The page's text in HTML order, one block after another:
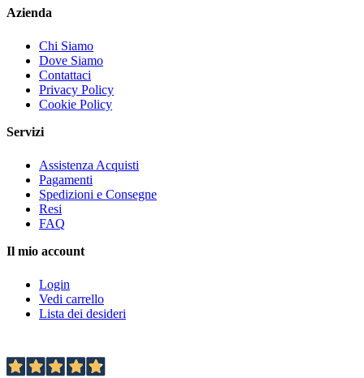
Azienda
Chi Siamo
Dove Siamo
Contattaci
Privacy Policy
Cookie Policy
Servizi
Assistenza Acquisti
Pagamenti
Spedizioni e Consegne
Resi
FAQ
Il mio account
Login
Vedi carrello
Lista dei desideri